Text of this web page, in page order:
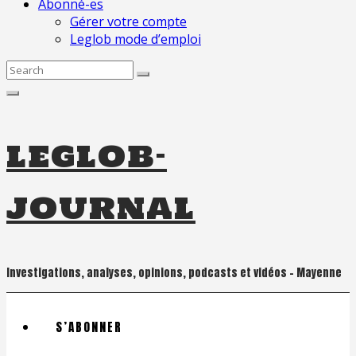
Abonné-es
Gérer votre compte
Leglob mode d’emploi
Search
leglob-
journal
Investigations, analyses, opinions, podcasts et vidéos – Mayenne
S’ABONNER